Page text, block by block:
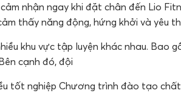
nhận ngay khi đặt chân đến Lio
thấy năng động, hứng khởi và yêu
khu vực tập luyện khác nhau. Bao
cạnh đó, đội
tốt nghiệp Chương trình đào tạo